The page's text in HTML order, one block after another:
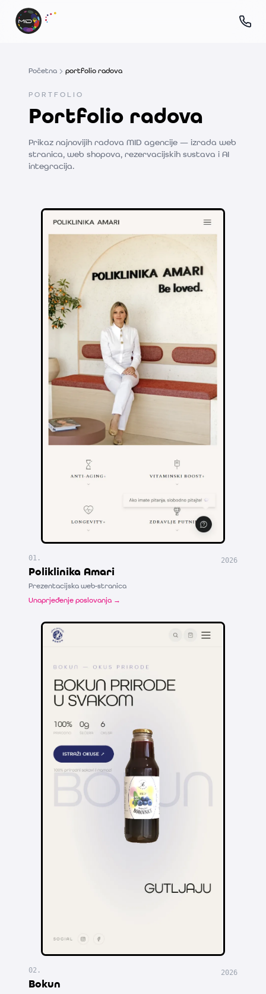
Početna portfolio radova
PORTFOLIO
Portfolio radova
Prikaz najnovijih radova MID agencije — izrada web
stranica, web shopova, rezervacijskih sustava i AI
integracija.
01 .
Poliklinika Amari
Prezentacijska web-stranica
Unaprjeđenje poslovanja →
2026
02 .
Bokun
2026